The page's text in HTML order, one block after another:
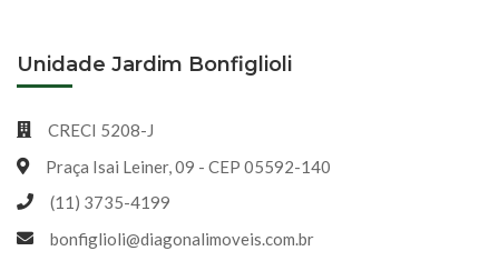
Unidade Jardim Bonfiglioli
CRECI 5208-J
Praça Isai Leiner, 09 - CEP 05592-140
(11) 3735-4199
bonfiglioli@diagonalimoveis.com.br